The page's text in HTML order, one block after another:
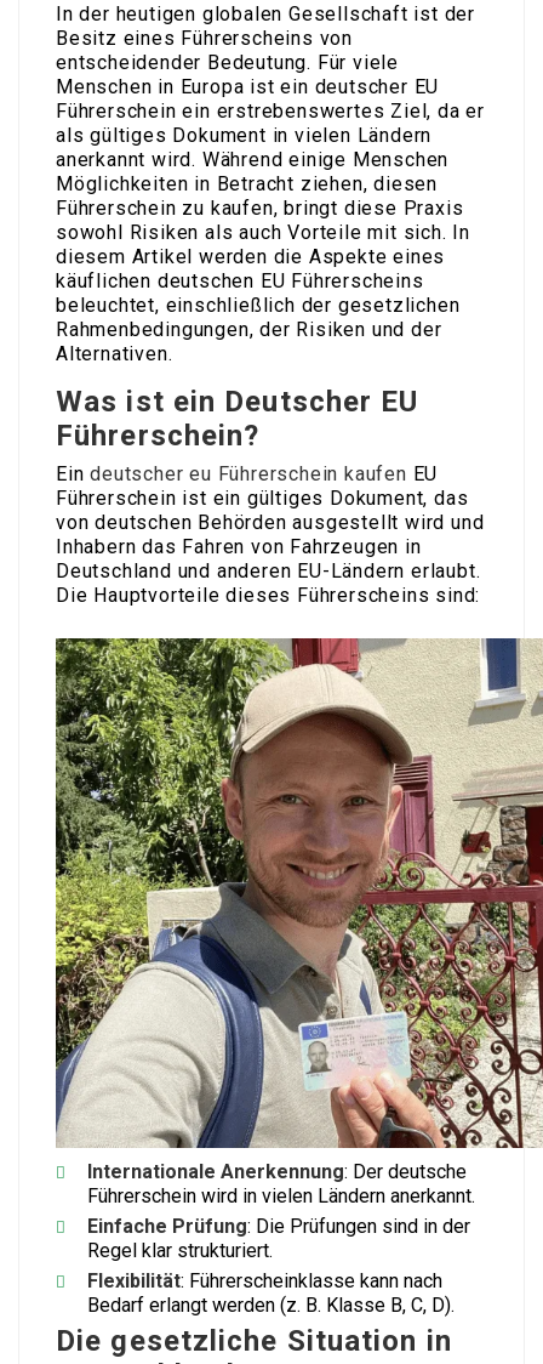
In der heutigen globalen Gesellschaft ist der
Besitz eines Führerscheins von
entscheidender Bedeutung. Für viele
Menschen in Europa ist ein deutscher EU
Führerschein ein erstrebenswertes Ziel, da er
als gültiges Dokument in vielen Ländern
anerkannt wird. Während einige Menschen
Möglichkeiten in Betracht ziehen, diesen
Führerschein zu kaufen, bringt diese Praxis
sowohl Risiken als auch Vorteile mit sich. In
diesem Artikel werden die Aspekte eines
käuflichen deutschen EU Führerscheins
beleuchtet, einschließlich der gesetzlichen
Rahmenbedingungen, der Risiken und der
Alternativen.
Was ist ein Deutscher EU
Führerschein?
Eindeutscher eu Führerschein kaufen EU
Führerschein ist ein gültiges Dokument, das
von deutschen Behörden ausgestellt wird und
Inhabern das Fahren von Fahrzeugen in
Deutschland und anderen EU-Ländern erlaubt.
Die Hauptvorteile dieses Führerscheins sind:
Internationale Anerkennung: Der deutsche
Führerschein wird in vielen Ländern anerkannt.
Einfache Prüfung: Die Prüfungen sind in der
Regel klar strukturiert.
Flexibilität: Führerscheinklasse kann nach
Bedarf erlangt werden (z. B. Klasse B, C, D).
Die gesetzliche Situation in